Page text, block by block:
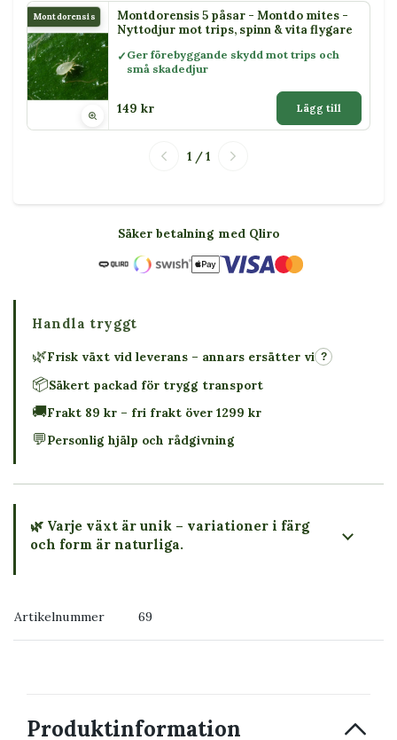
Montdorensis
Montdorensis 5 påsar - Montdo mites -
Nyttodjur mot trips, spinn & vita flygare
Ger förebyggande skydd mot trips och
små skadedjur
149 kr Lägg till
1 / 1
Säker betalning med Qliro
Handla tryggt
🌿Frisk växt vid leverans – annars ersätter vi ?
📦Säkert packad för trygg transport
🚚Frakt 89 kr – fri frakt över 1299 kr
💬Personlig hjälp och rådgivning
🌿 Varje växt är unik – variationer i färg
och form är naturliga.
Artikelnummer 69
Produktinformation